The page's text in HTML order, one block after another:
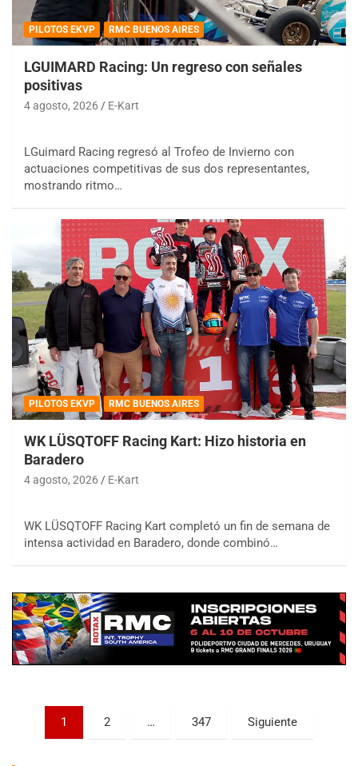
PILOTOS EKVP RMC BUENOS AIRES
LGUIMARD Racing: Un regreso con señales
positivas
4 agosto, 2026 E-Kart
LGuimard Racing regresó al Trofeo de Invierno con
actuaciones competitivas de sus dos representantes,
mostrando ritmo…
PILOTOS EKVP RMC BUENOS AIRES
WK LÜSQTOFF Racing Kart: Hizo historia en
Baradero
4 agosto, 2026 E-Kart
WK LÜSQTOFF Racing Kart completó un fin de semana de
intensa actividad en Baradero, donde combinó…
Paginación
1 2 … 347 Siguiente
COBERTURA ESPECIAL DE E-KART.COM.AR
08/09-AGO
Baradero (Buenos Aires)
KDO - F6
Ciudad de Trenque Lauquen (Asfalto)
Trenque Lauquen (Buenos Aires)
Villaguay (Entre Ríos)